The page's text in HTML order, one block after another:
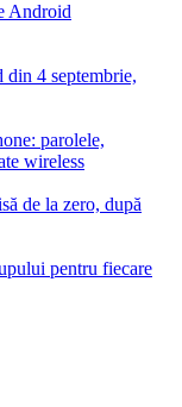
Android
din 4 septembrie,
parolele,
wireless
de la zero, după
pentru fiecare